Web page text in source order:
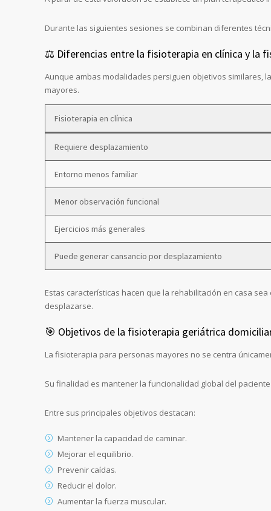
Durante las siguientes sesiones se combinan diferentes
⚖️ Diferencias entre la fisioterapia en clínica y la
Aunque ambas modalidades persiguen objetivos
mayores.
Fisioterapia en clínica
Requiere desplazamiento
Entorno menos familiar
Menor observación funcional
Ejercicios más generales
Puede generar cansancio por desplazamiento
Estas características hacen que la rehabilitación en casa
desplazarse.
🎯 Objetivos de la fisioterapia geriátrica
La fisioterapia para personas mayores no se centra
Su finalidad es mantener la funcionalidad global del
Entre sus principales objetivos destacan:
Mantener la capacidad de caminar.
Mejorar el equilibrio.
Prevenir caídas.
Reducir el dolor.
Aumentar la fuerza muscular.